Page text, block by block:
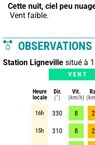
Cette nuit, ciel peu
Vent faible.
OBSERVATIONS
Station Ligneville situé à
VENT
Heure
locale
Dir.
(°)
Vit.
(km/h)
16h 330 8
15h 310 8